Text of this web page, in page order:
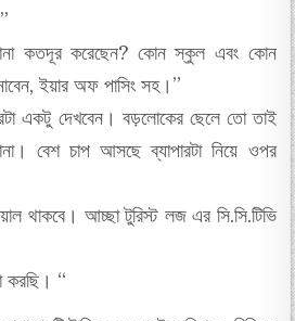
কতদূর করেছেন? কোন স্কুল এবং কোন
ইয়ার অফ পাসিং সহ।”
একটু দেখবেন। বড়লোকের ছেলে তো তাই
বেশ চাপ আসছে ব্যাপারটা নিয়ে ওপর
থাকবে। আচ্ছা টুরিস্ট লজ এর সি.সি.টিভি
করছি। “